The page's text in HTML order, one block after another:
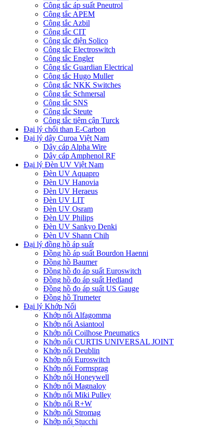
Công tắc áp suất Pneutrol
Công tắc APEM
Công tắc Azbil
Công tắc CIT
Công tắc điện Solico
Công tắc Electroswitch
Công tắc Engler
Công tắc Guardian Electrical
Công tắc Hugo Muller
Công tắc NKK Switches
Công tắc Schmersal
Công tắc SNS
Công tắc Steute
Công tắc tiệm cận Turck
Đại lý chổi than E-Carbon
Đại lý dây Curoa Việt Nam
Dây cáp Alpha Wire
Dây cáp Amphenol RF
Đại lý Đèn UV Việt Nam
Đèn UV Aquapro
Đèn UV Hanovia
Đèn UV Heraeus
Đèn UV LIT
Đèn UV Osram
Đèn UV Philips
Đèn UV Sankyo Denki
Đèn UV Shann Chih
Đại lý đồng hồ áp suất
Đồng hồ áp suất Bourdon Haenni
Đồng hồ Baumer
Đồng hồ đo áp suất Euroswitch
Đồng hồ đo áp suất Hedland
Đồng hồ đo áp suất US Gauge
Đồng hồ Trumeter
Đại lý Khớp Nối
Khớp nối Alfagomma
Khớp nối Asiantool
Khớp nối Coilhose Pneumatics
Khớp nối CURTIS UNIVERSAL JOINT
Khớp nối Deublin
Khớp nối Euroswitch
Khớp nối Formsprag
Khớp nối Honeywell
Khớp nối Magnaloy
Khớp nối Miki Pulley
Khớp nối R+W
Khớp nối Stromag
Khớp nối Stucchi